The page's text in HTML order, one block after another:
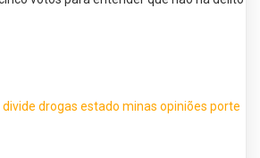
divide drogas estado minas opiniões porte